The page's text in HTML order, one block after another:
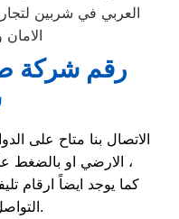
العربي في شربين
رقم شركة
الاتصال بنا متاح على
الارضي او بالضغط علي ايقونة الهاتف ثم الاتصال ،
كما يوجد ايضاً ارقام
التواصل مع عملائنا.